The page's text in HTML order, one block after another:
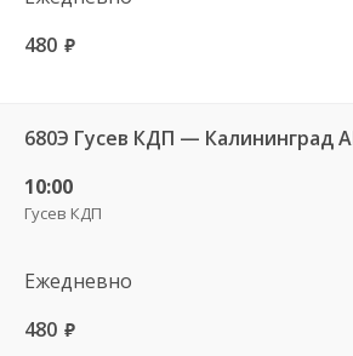
480 руб.
10:00
Гусев КДП
Ежедневно
480 руб.